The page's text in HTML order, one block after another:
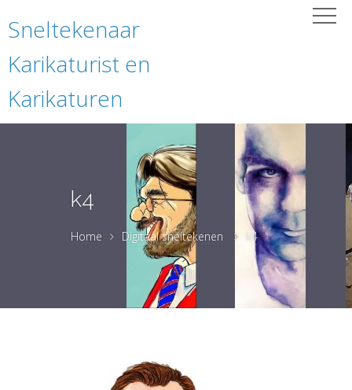
Sneltekenaar
Karikaturist en
Karikaturen
k4
Home Digitaal sneltekenen k4